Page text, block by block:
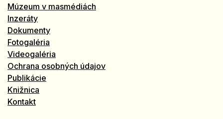
Múzeum v masmédiách
Inzeráty
Dokumenty
Fotogaléria
Videogaléria
Ochrana osobných údajov
Publikácie
Knižnica
Kontakt